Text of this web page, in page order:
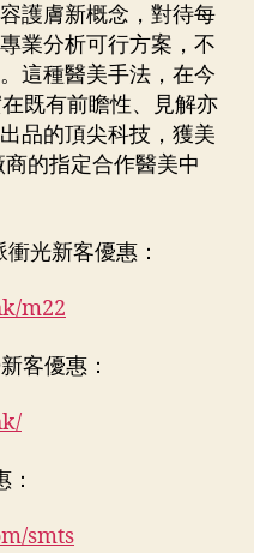
護膚新概念，對待每
業分析可行方案，不
這種醫美手法，在今
既有前瞻性、見解亦
品的頂尖科技，獲美
的指定合作醫美中
光新客優惠：
m22
客優惠：
smts